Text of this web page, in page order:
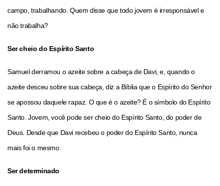
campo, trabalhando. Quem disse que todo jovem é irresponsável e
não trabalha?
Ser cheio do Espírito Santo
Samuel derramou o azeite sobre a cabeça de Davi, e, quando o
azeite desceu sobre sua cabeça, diz a Bíblia que o Espírito do Senhor
se apossou daquele rapaz. O que é o azeite? É o símbolo do Espírito
Santo. Jovem, você pode ser cheio do Espírito Santo, do poder de
Deus. Desde que Davi recebeu o poder do Espírito Santo, nunca
mais foi o mesmo.
Ser determinado